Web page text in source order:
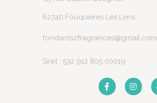
62740 Fouquières Les Lens
fondants2fragrances@gmail.com
Siret : 532 912 805 00019